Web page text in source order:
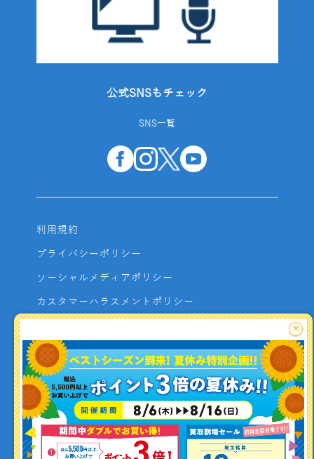
釣り情報を
投稿する
公式SNSもチェック
SNS一覧
利用規約
プライバシーポリシー
ソーシャルメディアポリシー
カスタマーハラスメントポリシー
よくあるご質問
お問い合わせ
利用者資金の保全方法
×